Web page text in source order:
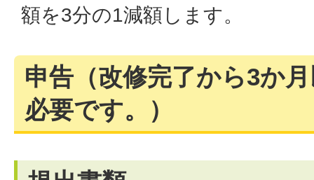
額を3分の1減額します。
申告（改修完了から3か
必要です。）